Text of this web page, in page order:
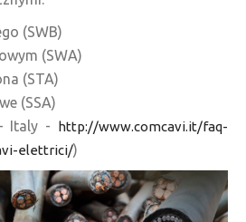
(SWB)
(SWA)
(STA)
(SSA)
Italy - http://www.comcavi.it/faq-
elettrici/)